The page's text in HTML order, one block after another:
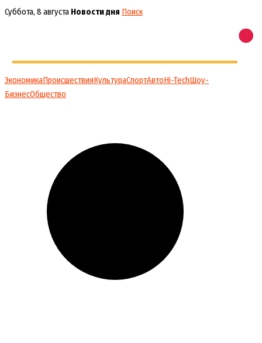
Перейти
Суббота, 8 августа Новости дня Поиск
ЭкономикаПроисшествияКультураСпортАвтоHi-TechШоу-
БизнесОбщество